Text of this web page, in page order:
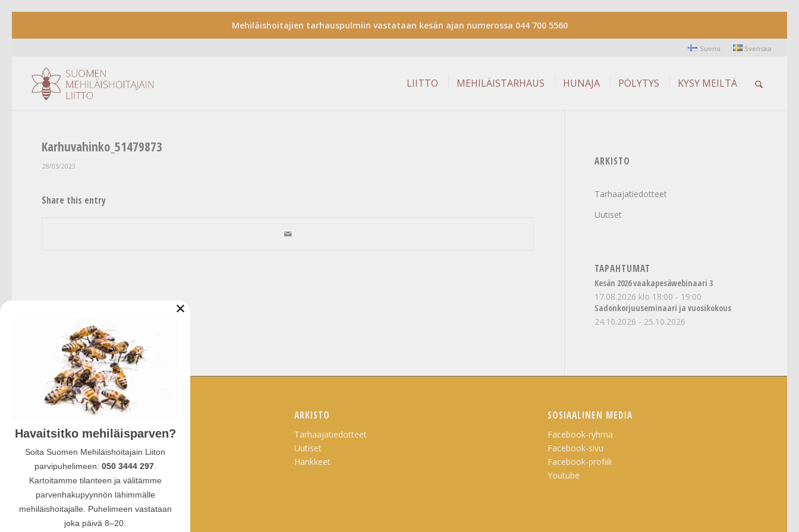
Mehiläishoitajien tarhauspulmiin vastataan kesän ajan numerossa 044 700 5560
Suomi Svenska
LIITTO MEHILÄISTARHAUS HUNAJA PÖLYTYS KYSY MEILTÄ
Karhuvahinko_51479873
28/03/2023
Share this entry
ARKISTO
Tarhaajatiedotteet
Uutiset
TAPAHTUMAT
Kesän 2026 vaakapesäwebinaari 3
17.08.2026 klo 18:00 - 19:00
Sadonkorjuuseminaari ja vuosikokous
24.10.2026 - 25.10.2026
YHTEYSTIEDOT
Ullanlinnankatu 1 A 3
00130 Helsinki
puhelin:
010 387 4770
sähköposti: sml(at)hunaja.net
Tietosuojaselosteet
ARKISTO
Tarhaajatiedotteet
Uutiset
Hankkeet
SOSIAALINEN MEDIA
Facebook-ryhmä
Facebook-sivu
Facebook-profiili
Youtube
Havaitsitko mehiläisparven?
Soita Suomen Mehiläishoitajain Liiton
parvipuhelimeen: 050 3444 297.
Kartoitamme tilanteen ja välitämme
parvenhakupyynnön lähimmälle
mehiläishoitajalle. Puhelimeen vastataan
joka päivä 8–20.
×